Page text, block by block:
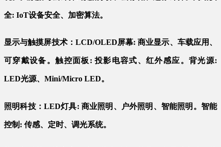
全: IoT设备安全、加密算法。
显示与触摸屏技术：LCD/OLED屏幕: 商业显示、车载应用、
可穿戴设备。触控面板: 投影电容式、红外感应。背光源:
LED光源、Mini/Micro LED。
照明科技：LED灯具: 商业照明、户外照明、智能照明。智能
控制: 传感、定时、调光系统。